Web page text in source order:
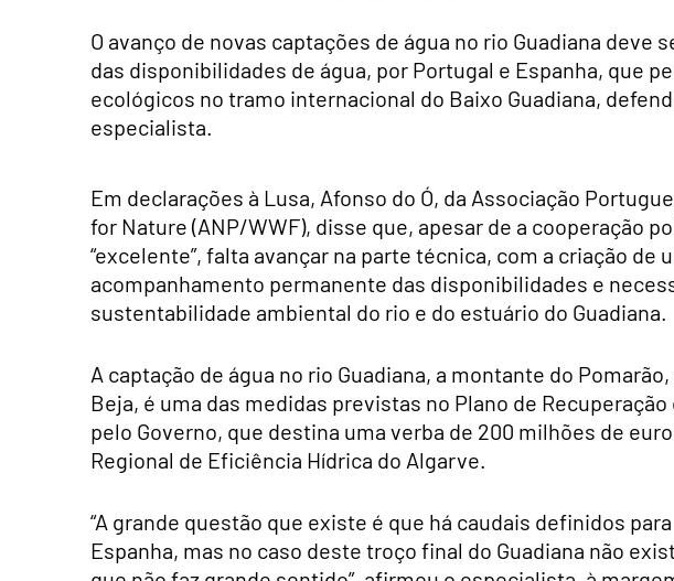
O avanço de novas captações de água no rio Guadiana deve
das disponibilidades de água, por Portugal e Espanha, que
ecológicos no tramo internacional do Baixo Guadiana,
especialista.
Em declarações à Lusa, Afonso do Ó, da Associação
for Nature (ANP/WWF), disse que, apesar de a cooperação
“excelente”, falta avançar na parte técnica, com a criação de
acompanhamento permanente das disponibilidades e
sustentabilidade ambiental do rio e do estuário do Guadiana.
A captação de água no rio Guadiana, a montante do
Beja, é uma das medidas previstas no Plano de
pelo Governo, que destina uma verba de 200 milhões de
Regional de Eficiência Hídrica do Algarve.
“A grande questão que existe é que há caudais definidos
Espanha, mas no caso deste troço final do Guadiana não